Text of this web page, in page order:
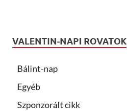
VALENTIN-NAPI ROVATOK
Bálint-nap
Egyéb
Szponzorált cikk